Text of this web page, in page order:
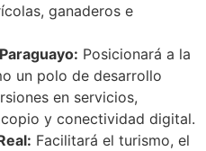
ganaderos e
Posicionará a la
un polo de desarrollo
en servicios,
y conectividad digital.
Facilitará el turismo, el